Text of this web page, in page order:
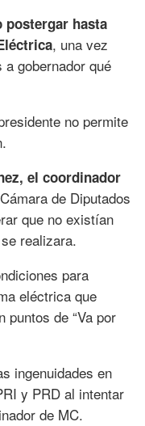
postergar hasta
, una vez
gobernador qué
no permite
el coordinador
de Diputados
que no existían
realizara.
para
eléctrica que
puntos de “Va por
ingenuidades en
y PRD al intentar
de MC.